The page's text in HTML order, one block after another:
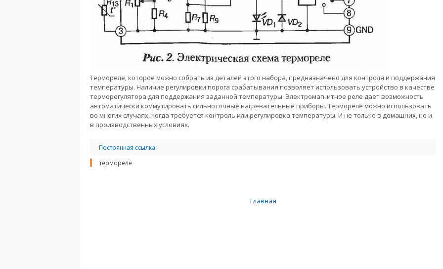
Термореле, которое можно собрать из деталей этого набора, предназначено для контроля и поддержания
температуры. Наличие регулировки порога срабатывания позволяет использовать устройство в качестве
терморегулятора для поддержания заданной температуры. Электромагнитное реле дает возможность
автоматически коммутировать сильноточные нагревательные приборы. Термореле можно использовать
во многих случаях, когда требуется контроль или регулировка температуры. И не только в домашних, но и
в производственных условиях.
Постоянная ссылка
термореле
Главная